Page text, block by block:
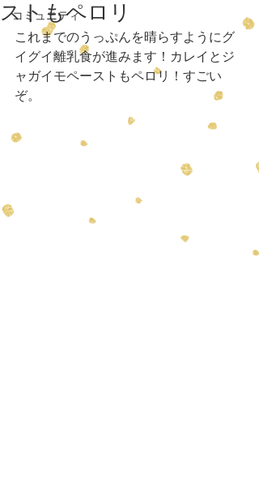
コミュニティ
ストもペロリ
これまでのうっぷんを晴らすようにグ
イグイ離乳食が進みます！カレイとジ
ャガイモペーストもペロリ！すごい
ぞ。